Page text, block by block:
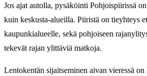
Jos ajat autolla, pysäköinti Pohjoispiirissä
kuin keskusta-alueilla. Piiristä on tieyhteys
kaupunkialueelle, sekä pohjoiseen
tekevät rajan ylittäviä matkoja.
Lentokentän sijaitseminen aivan vieressä